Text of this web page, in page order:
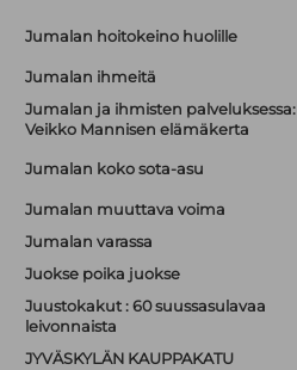
Jumalan hoitokeino huolille
Jumalan ihmeitä
Jumalan ja ihmisten palveluksessa:
Veikko Mannisen elämäkerta
Jumalan koko sota-asu
Jumalan muuttava voima
Jumalan varassa
Juokse poika juokse
Juustokakut : 60 suussasulavaa
leivonnaista
JYVÄSKYLÄN KAUPPAKATU